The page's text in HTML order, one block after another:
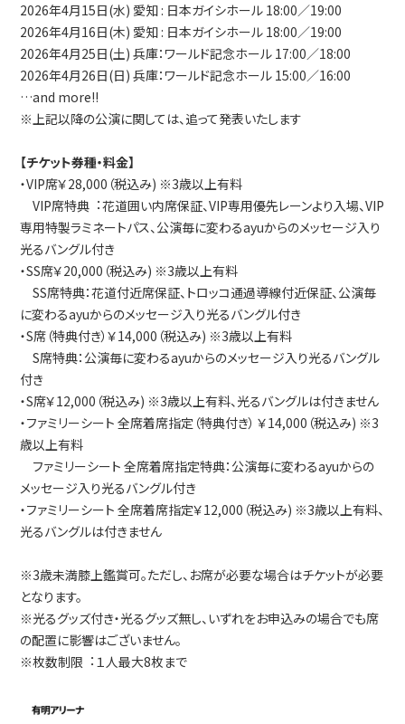
2026年4月15日(水) 愛知 : 日本ガイシホール 18:00／19:00
2026年4月16日(木) 愛知 : 日本ガイシホール 18:00／19:00
2026年4月25日(土) 兵庫：ワールド記念ホール 17:00／18:00
2026年4月26日(日) 兵庫：ワールド記念ホール 15:00／16:00
…and more!!
※上記以降の公演に関しては、追って発表いたします
【チケット券種・料金】
・VIP席￥28,000（税込み) ※3歳以上有料
VIP席特典︓花道囲い内席保証、VIP専用優先レーンより入場、VIP
専用特製ラミネートパス、公演毎に変わるayuからのメッセージ入り
光るバングル付き
・SS席￥20,000（税込み) ※3歳以上有料
SS席特典：花道付近席保証、トロッコ通過導線付近保証、公演毎
に変わるayuからのメッセージ入り光るバングル付き
・S席（特典付き）￥14,000（税込み) ※3歳以上有料
S席特典：公演毎に変わるayuからのメッセージ入り光るバングル
付き
・S席￥12,000（税込み) ※3歳以上有料、光るバングルは付きません
・ファミリーシート 全席着席指定（特典付き） ￥14,000（税込み) ※3
歳以上有料
ファミリーシート 全席着席指定特典：公演毎に変わるayuからの
メッセージ入り光るバングル付き
・ファミリーシート 全席着席指定￥12,000（税込み) ※3歳以上有料、
光るバングルは付きません
※3歳未満膝上鑑賞可。ただし、お席が必要な場合はチケットが必要
となります。
※光るグッズ付き・光るグッズ無し、いずれをお申込みの場合でも席
の配置に影響はございません。
※枚数制限︓１⼈最⼤8枚まで